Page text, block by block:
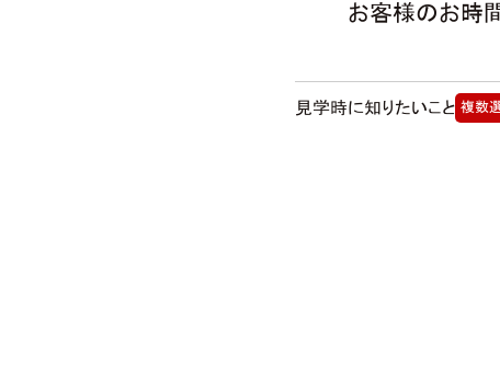
お客様のお時
見学時に知りたいこと 複数